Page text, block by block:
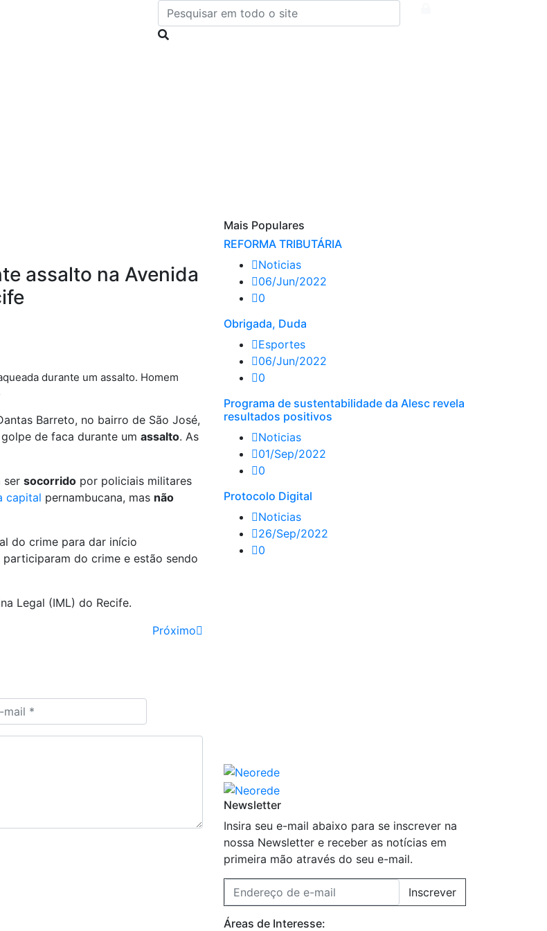
assalto na Avenida
durante um assalto. Homem
Barreto, no bairro de São José,
de faca durante um assalto. As
ser socorrido por policiais militares
capital pernambucana, mas não
do crime para dar início
participaram do crime e estão sendo
Legal (IML) do Recife.
Próximo
Mais Populares
REFORMA TRIBUTÁRIA
Noticias
06/Jun/2022
0
Obrigada, Duda
Esportes
06/Jun/2022
0
Programa de sustentabilidade da Alesc revela
resultados positivos
Noticias
01/Sep/2022
0
Protocolo Digital
Noticias
26/Sep/2022
0
Newsletter
Insira seu e-mail abaixo para se inscrever na
nossa Newsletter e receber as notícias em
primeira mão através do seu e-mail.
Inscrever
Áreas de Interesse: